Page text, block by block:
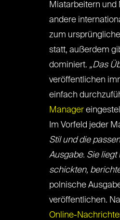
Miatarbeitern und
andere
zum
statt, außerdem
dominiert. „Das
veröffentlichen
einfach
Manager
Im Vorfeld jeder
Stil und die
Ausgabe. Sie liegt
schickten,
polnische
veröffentlichen.
Online-